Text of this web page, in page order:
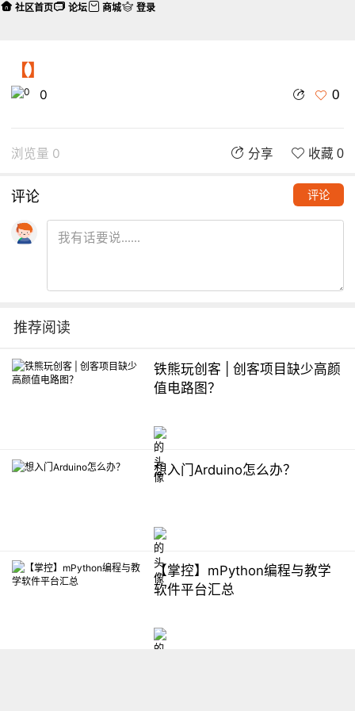
【】
0 0
浏览量 0 分享 收藏 0
评论 评论
推荐阅读
铁熊玩创客 | 创客项目缺少高颜
值电路图？
想入门Arduino怎么办？
【掌控】mPython编程与教学
软件平台汇总
社区首页 论坛 商城 登录